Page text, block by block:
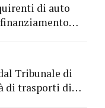
di auto
Tribunale di
di trasporti di